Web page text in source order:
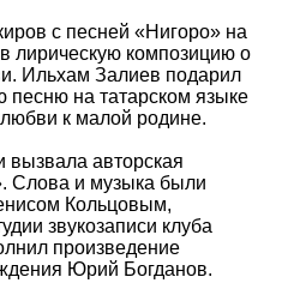
с песней «Нигоро» на
лирическую композицию о
Ильхам Залиев подарил
песню на татарском языке
к малой родине.
вызвала авторская
Слова и музыка были
Кольцовым,
звукозаписи клуба
произведение
Юрий Богданов.